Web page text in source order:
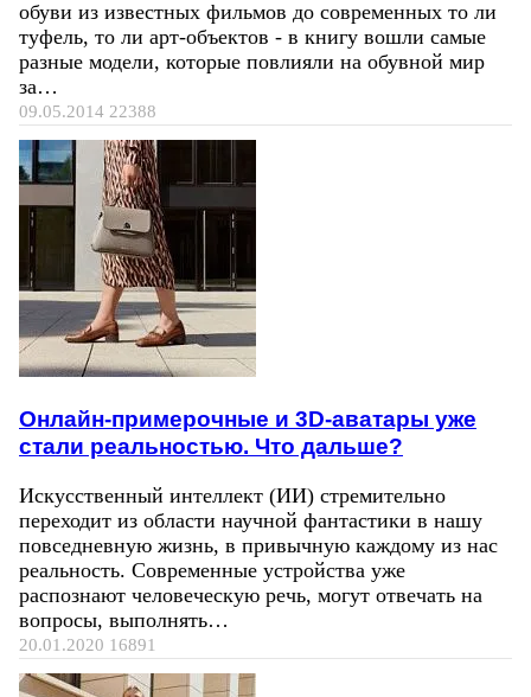
обуви из известных фильмов до современных то ли
туфель, то ли арт-объектов - в книгу вошли самые
разные модели, которые повлияли на обувной мир
за…
09.05.2014 22388
Онлайн-примерочные и 3D-аватары уже
стали реальностью. Что дальше?
Искусственный интеллект (ИИ) стремительно
переходит из области научной фантастики в нашу
повседневную жизнь, в привычную каждому из нас
реальность. Современные устройства уже
распознают человеческую речь, могут отвечать на
вопросы, выполнять…
20.01.2020 16891